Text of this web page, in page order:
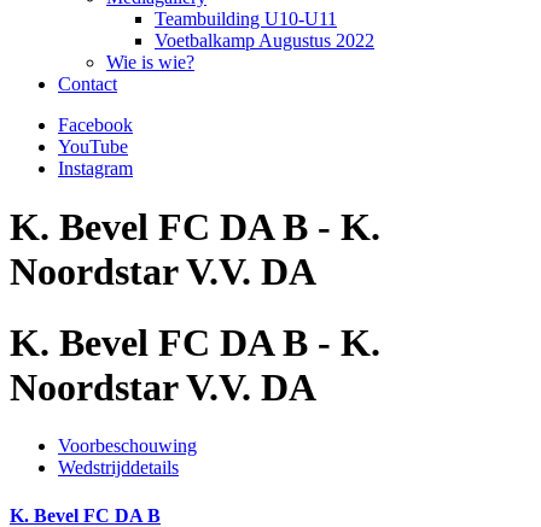
Teambuilding U10-U11
Voetbalkamp Augustus 2022
Wie is wie?
Contact
Facebook
YouTube
Instagram
K. Bevel FC DA B - K.
Noordstar V.V. DA
K. Bevel FC DA B - K.
Noordstar V.V. DA
Voorbeschouwing
Wedstrijddetails
K. Bevel FC DA B